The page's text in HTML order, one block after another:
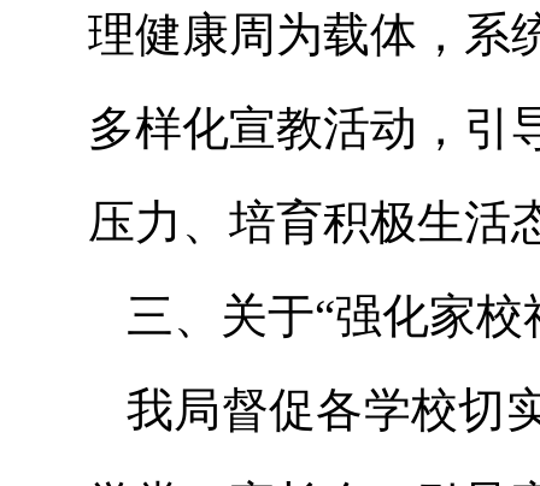
理健康周为载体，系
多样化宣教活动，引
压力、培育积极生活
三、关于“强化家
我局督促各学校切